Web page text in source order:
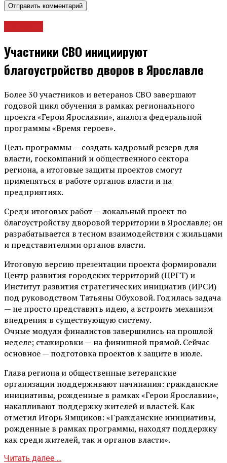
Участники СВО инициируют
благоустройство дворов в Ярославле
Более 30 участников и ветеранов СВО завершают
годовой цикл обучения в рамках регионального
проекта «Герои Ярославии», аналога федеральной
программы «Время героев».
Цель программы — создать кадровый резерв для
власти, госкомпаний и общественного сектора
региона, а итоговые защиты проектов смогут
применяться в работе органов власти и на
предприятиях.
Среди итоговых работ — локальный проект по
благоустройству дворовой территории в Ярославле; он
разрабатывается в тесном взаимодействии с жильцами
и представителями органов власти.
Итоговую версию презентации проекта формировали
Центр развития городских территорий (ЦРГТ) и
Институт развития стратегических инициатив (ИРСИ)
под руководством Татьяны Обуховой. Годилась задача
— не просто представить идею, а встроить механизм
внедрения в существующую систему.
Очные модули финалистов завершились на прошлой
неделе; стажировки — на финишной прямой. Сейчас
основное — подготовка проектов к защите в июле.
Глава региона и общественные ветеранские
организации поддерживают начинания: гражданские
инициативы, рожденные в рамках «Герои Ярославии»,
накапливают поддержку жителей и властей. Как
отметил Игорь Ямщиков: «Гражданские инициативы,
рожденные в рамках программы, находят поддержку
как среди жителей, так и органов власти».
Читать далее ...